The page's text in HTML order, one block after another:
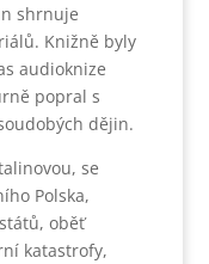
shrnuje
Knižně byly
audioknize
popral s
dějin.
se
Polska,
oběť
katastrofy,